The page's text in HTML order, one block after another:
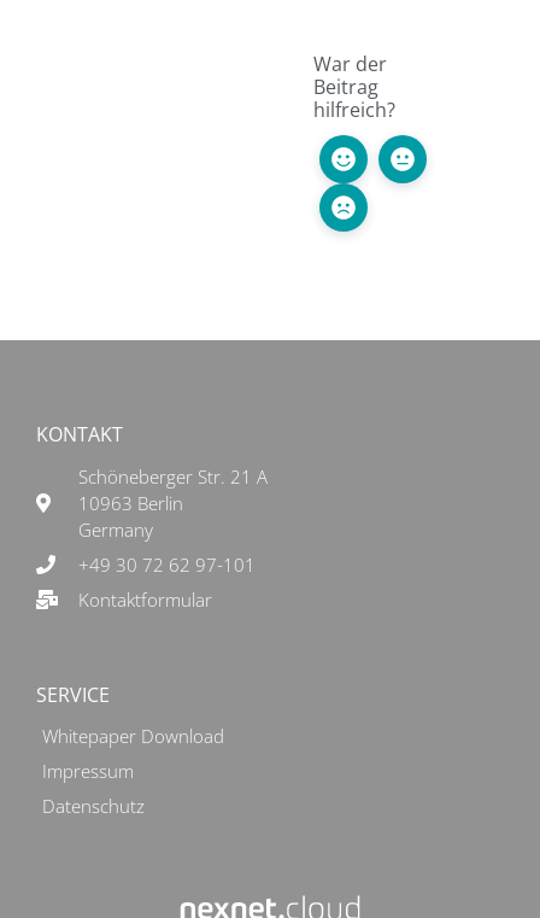
War der
Beitrag
hilfreich?
SERVICE
Whitepaper Download
Impressum
Datenschutz
KONTAKT
Schöneberger Str. 21 A
10963 Berlin
Germany
+49 30 72 62 97-101
Kontaktformular